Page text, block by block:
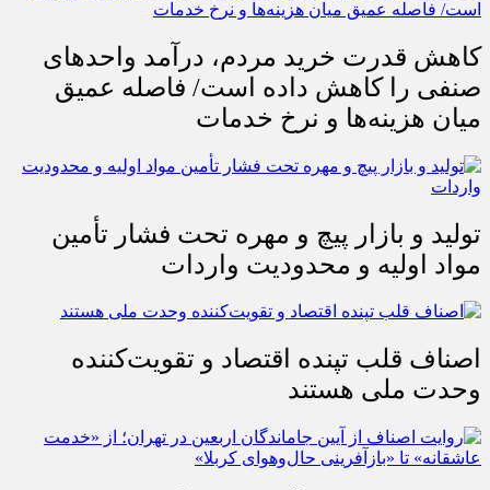
کاهش قدرت خرید مردم، درآمد واحدهای
صنفی را کاهش داده است/ فاصله عمیق
میان هزینه‌ها و نرخ خدمات
تولید و بازار پیچ و مهره تحت فشار تأمین
مواد اولیه و محدودیت واردات
اصناف قلب تپنده اقتصاد و تقویت‌کننده
وحدت ملی هستند